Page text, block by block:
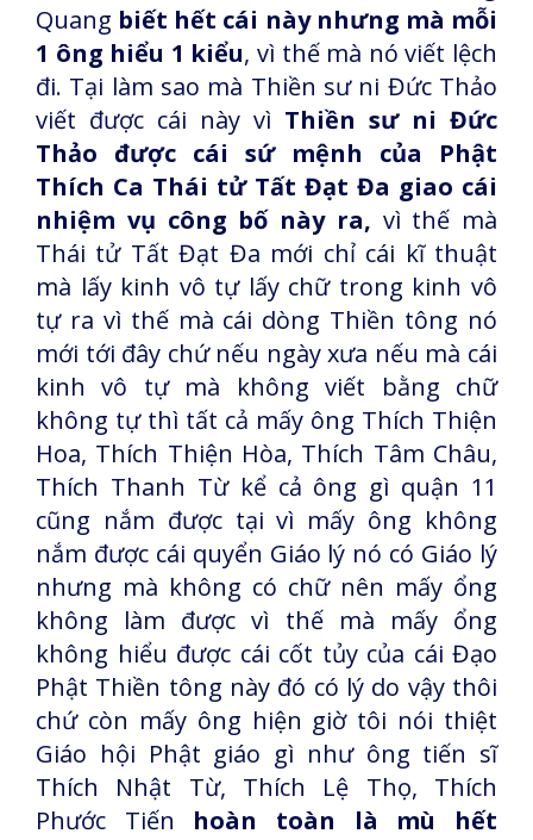
Quang biết hết cái này nhưng mà mỗi
1 ông hiểu 1 kiểu, vì thế mà nó viết lệch
đi. Tại làm sao mà Thiền sư ni Đức Thảo
viết được cái này vì Thiền sư ni Đức
Thảo được cái sứ mệnh của Phật
Thích Ca Thái tử Tất Đạt Đa giao cái
nhiệm vụ công bố này ra, vì thế mà
Thái tử Tất Đạt Đa mới chỉ cái kĩ thuật
mà lấy kinh vô tự lấy chữ trong kinh vô
tự ra vì thế mà cái dòng Thiền tông nó
mới tới đây chứ nếu ngày xưa nếu mà cái
kinh vô tự mà không viết bằng chữ
không tự thì tất cả mấy ông Thích Thiện
Hoa, Thích Thiện Hòa, Thích Tâm Châu,
Thích Thanh Từ kể cả ông gì quận 11
cũng nắm được tại vì mấy ông không
nắm được cái quyển Giáo lý nó có Giáo lý
nhưng mà không có chữ nên mấy ổng
không làm được vì thế mà mấy ổng
không hiểu được cái cốt tủy của cái Đạo
Phật Thiền tông này đó có lý do vậy thôi
chứ còn mấy ông hiện giờ tôi nói thiệt
Giáo hội Phật giáo gì như ông tiến sĩ
Thích Nhật Từ, Thích Lệ Thọ, Thích
Phước Tiến hoàn toàn là mù hết